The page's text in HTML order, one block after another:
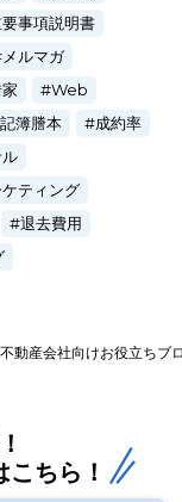
事項説明書
メルマガ
Web
簿謄本
成約率
ティング
退去費用
不動産会社向けお役立ちブ
ちら！